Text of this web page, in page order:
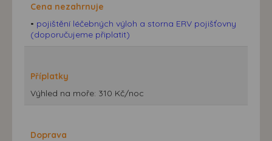
Cena nezahrnuje
• pojištění léčebných výloh a storna ERV pojišťovny
(doporučujeme připlatit)
Příplatky
Výhled na moře: 310 Kč/noc
Doprava